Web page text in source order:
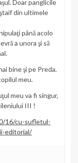
Doar panglicile
din ultimele
până acolo
a unora şi să
bine şi pe Preda.
meu.
meu va fi singur,
III !
16/cu-sufletul-
editorial/